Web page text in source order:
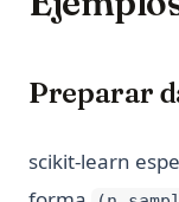
Preparar
scikit-learn